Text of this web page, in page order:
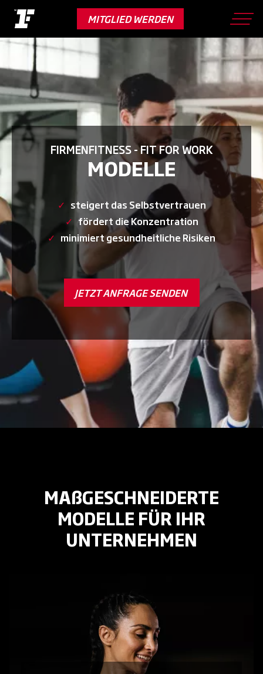
main
content
MITGLIED WERDEN
FIRMENFITNESS - FIT FOR WORK
MODELLE
✓ steigert das Selbstvertrauen
✓ fördert die Konzentration
✓ minimiert gesundheitliche Risiken
JETZT ANFRAGE SENDEN
MAßGESCHNEIDERTE
MODELLE FÜR IHR
UNTERNEHMEN